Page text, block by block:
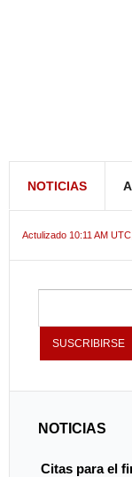
NOTICIAS
Actulizado 10:11 AM
NOTICIAS
Citas para el